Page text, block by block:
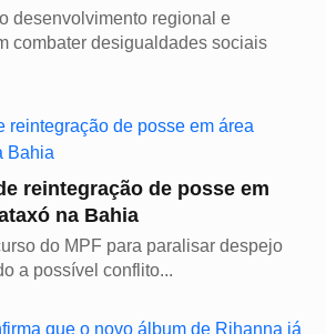
desenvolvimento regional e
combater desigualdades sociais
reintegração de posse em
na Bahia
do MPF para paralisar despejo
a possível conflito...